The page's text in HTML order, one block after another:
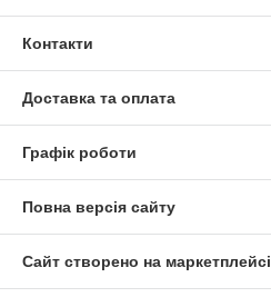
Контакти
Доставка та оплата
Графік роботи
Повна версія сайту
Сайт створено на маркетплейсі